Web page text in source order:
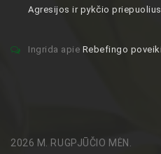
Agresijos ir pykčio
Ingrida apie Rebefingo
2026 M. RUGPJŪČIO MĖN.